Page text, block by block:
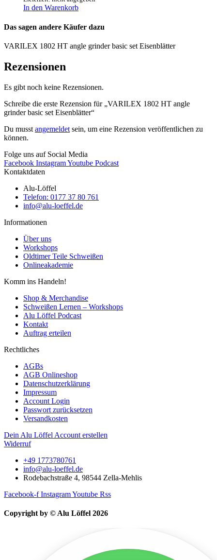
In den Warenkorb
Das sagen andere Käufer dazu
VARILEX 1802 HT angle grinder basic set Eisenblätter
Rezensionen
Es gibt noch keine Rezensionen.
Schreibe die erste Rezension für „VARILEX 1802 HT angle
grinder basic set Eisenblätter“
Du musst angemeldet sein, um eine Rezension veröffentlichen zu
können.
Folge uns auf Social Media
Facebook InstagramYoutube Podcast
Kontaktdaten
Alu-Löffel
Telefon: 0177 37 80 761
info@alu-loeffel.de
Informationen
Über uns
Workshops
Oldtimer Teile Schweißen
Onlineakademie
Komm ins Handeln!
Shop & Merchandise
Schweißen Lernen – Workshops
Alu Löffel Podcast
Kontakt
Auftrag erteilen
Rechtliches
AGBs
AGB Onlineshop
Datenschutzerklärung
Impressum
Account Login
Passwort zurücksetzen
Versandkosten
Dein Alu Löffel Account erstellen
Widerruf
+49 1773780761
info@alu-loeffel.de
Rodebachstraße 4, 98544 Zella-Mehlis
Facebook-f InstagramYoutube Rss
Copyright by © Alu Löffel 2026